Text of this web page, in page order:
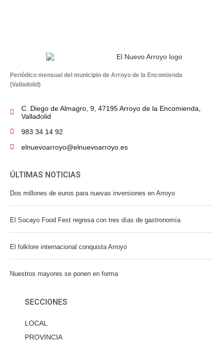
Periódico mensual del municipio de Arroyo de la Encomienda
(Valladolid)
C. Diego de Almagro, 9, 47195 Arroyo de la Encomienda,
Valladolid
983 34 14 92
elnuevoarroyo@elnuevoarroyo.es
ÚLTIMAS NOTICIAS
Dos millones de euros para nuevas inversiones en Arroyo
El Socayo Food Fest regresa con tres días de gastronomía
El folklore internacional conquista Arroyo
Nuestros mayores se ponen en forma
SECCIONES
LOCAL
PROVINCIA